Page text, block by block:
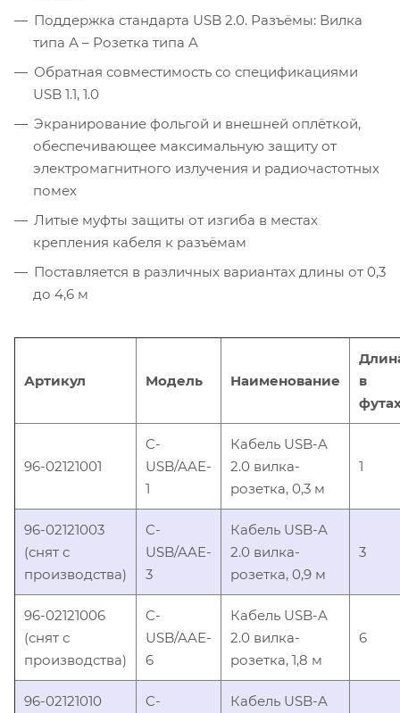
Поддержка стандарта USB 2.0. Разъёмы: Вилка
типа А – Розетка типа A
Обратная совместимость со спецификациями
USB 1.1, 1.0
Экранирование фольгой и внешней оплёткой,
обеспечивающее максимальную защиту от
электромагнитного излучения и радиочастотных
помех
Литые муфты защиты от изгиба в местах
крепления кабеля к разъёмам
Поставляется в различных вариантах длины от 0,3
до 4,6 м
Артикул Модель Наименование
в
96-02121001
C-
USB/AAE-
1
Кабель USB-A
2.0 вилка-
розетка, 0,3 м
1
96-02121003
(снят с
производства)
C-
USB/AAE-
3
Кабель USB-A
2.0 вилка-
розетка, 0,9 м
3
96-02121006
(снят с
производства)
C-
USB/AAE-
6
Кабель USB-A
2.0 вилка-
розетка, 1,8 м
6
96-02121010
C-
Кабель USB-A